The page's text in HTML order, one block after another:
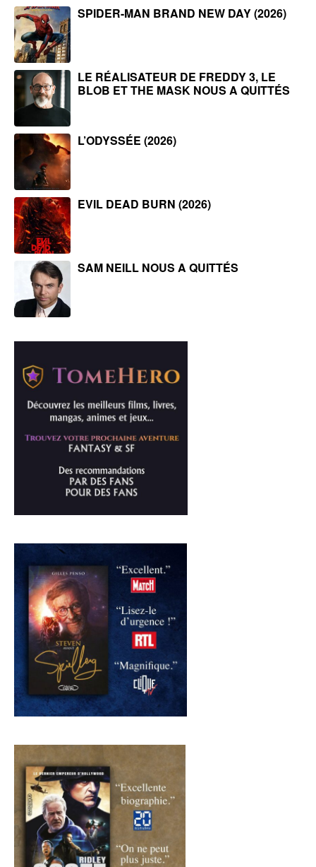
SPIDER-MAN BRAND NEW DAY (2026)
LE RÉALISATEUR DE FREDDY 3, LE
BLOB ET THE MASK NOUS A QUITTÉS
L’ODYSSÉE (2026)
EVIL DEAD BURN (2026)
SAM NEILL NOUS A QUITTÉS